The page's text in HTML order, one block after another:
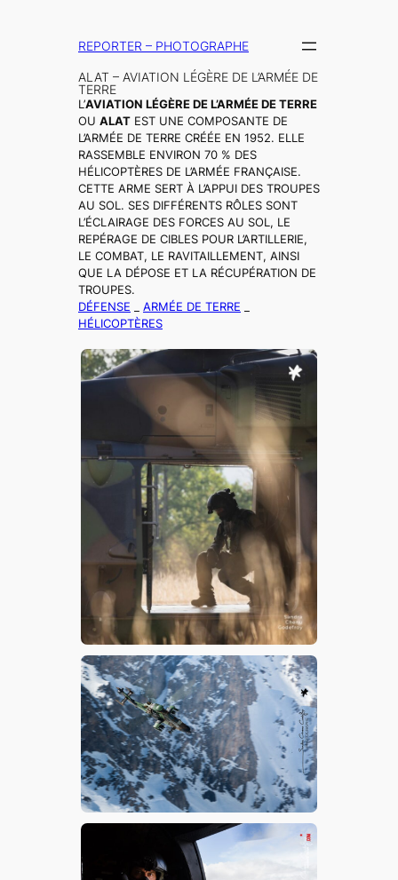
REPORTER – PHOTOGRAPHE
ALAT – AVIATION LÉGÈRE DE L’ARMÉE DE
TERRE
L’AVIATION LÉGÈRE DE L’ARMÉE DE TERRE
OU ALAT EST UNE COMPOSANTE DE
L’ARMÉE DE TERRE CRÉÉE EN 1952. ELLE
RASSEMBLE ENVIRON 70 % DES
HÉLICOPTÈRES DE L’ARMÉE FRANÇAISE.
CETTE ARME SERT À L’APPUI DES TROUPES
AU SOL. SES DIFFÉRENTS RÔLES SONT
L’ÉCLAIRAGE DES FORCES AU SOL, LE
REPÉRAGE DE CIBLES POUR L’ARTILLERIE,
LE COMBAT, LE RAVITAILLEMENT, AINSI
QUE LA DÉPOSE ET LA RÉCUPÉRATION DE
TROUPES.
DÉFENSE
ARMÉE DE TERRE
HÉLICOPTÈRES